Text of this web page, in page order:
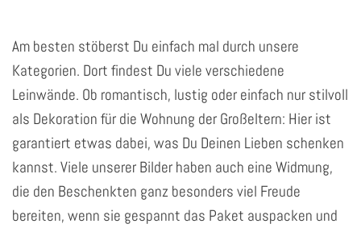
Am besten stöberst Du einfach mal durch unsere
Kategorien. Dort findest Du viele verschiedene
Leinwände. Ob romantisch, lustig oder einfach nur stilvoll
als Dekoration für die Wohnung der Großeltern: Hier ist
garantiert etwas dabei, was Du Deinen Lieben schenken
kannst. Viele unserer Bilder haben auch eine Widmung,
die den Beschenkten ganz besonders viel Freude
bereiten, wenn sie gespannt das Paket auspacken und